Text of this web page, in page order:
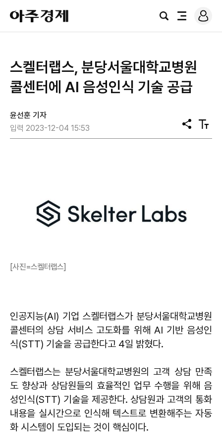
아
주
경
검
전
로
그
스켈터랩스, 분당서울대학교병원
콜센터에 AI 음성인식 기술 공급
윤선훈 기자
입력 2023-12-04 15:53
공
유
텍
스
[사진=스켈터랩스]
인공지능(AI) 기업 스켈터랩스가 분당서울대학교병원
콜센터의 상담 서비스 고도화를 위해 AI 기반 음성인
식(STT) 기술을 공급한다고 4일 밝혔다.
스켈터랩스는 분당서울대학교병원의 고객 상담 만족
도 향상과 상담원들의 효율적인 업무 수행을 위해 음
성인식(STT) 기술을 제공한다. 상담원과 고객의 통화
내용을 실시간으로 인식해 텍스트로 변환해주는 자동
화 시스템이 도입되는 것이 핵심이다.